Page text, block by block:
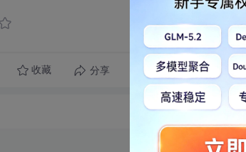
收藏 分享 转发到动态 举